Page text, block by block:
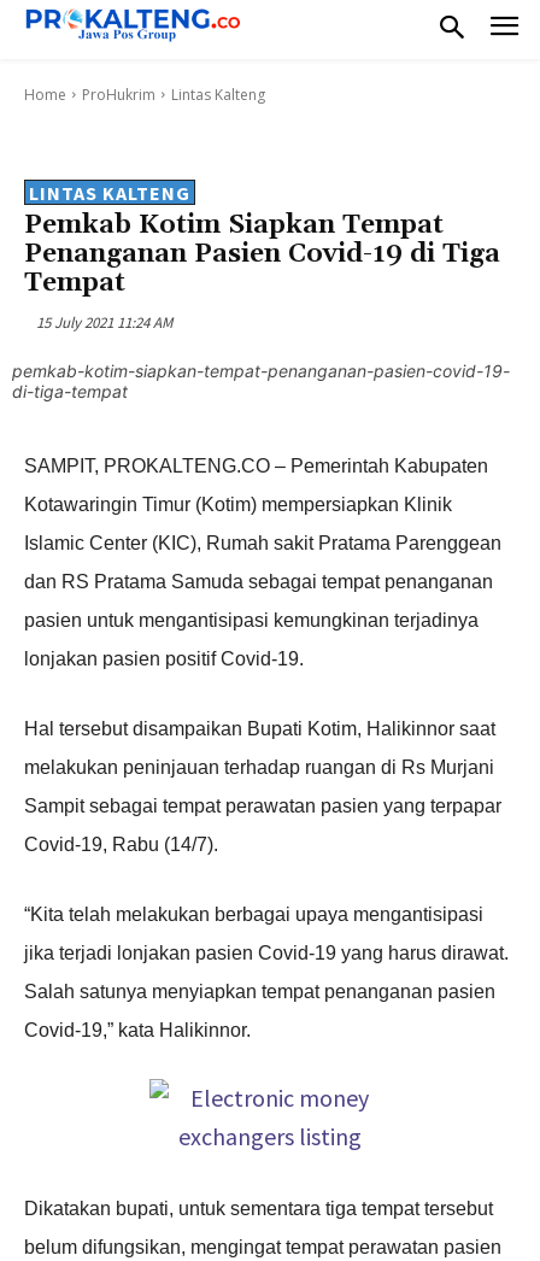
Home ProHukrim Lintas Kalteng
LINTAS KALTENG
Pemkab Kotim Siapkan Tempat
Penanganan Pasien Covid-19 di Tiga
Tempat
15 July 2021 11:24 AM
pemkab-kotim-siapkan-tempat-penanganan-pasien-covid-19-
di-tiga-tempat
SAMPIT, PROKALTENG.CO – Pemerintah Kabupaten
Kotawaringin Timur (Kotim) mempersiapkan Klinik
Islamic Center (KIC), Rumah sakit Pratama Parenggean
dan RS Pratama Samuda sebagai tempat penanganan
pasien untuk mengantisipasi kemungkinan terjadinya
lonjakan pasien positif Covid-19.
Hal tersebut disampaikan Bupati Kotim, Halikinnor saat
melakukan peninjauan terhadap ruangan di Rs Murjani
Sampit sebagai tempat perawatan pasien yang terpapar
Covid-19, Rabu (14/7).
“Kita telah melakukan berbagai upaya mengantisipasi
jika terjadi lonjakan pasien Covid-19 yang harus dirawat.
Salah satunya menyiapkan tempat penanganan pasien
Covid-19,” kata Halikinnor.
Dikatakan bupati, untuk sementara tiga tempat tersebut
belum difungsikan, mengingat tempat perawatan pasien